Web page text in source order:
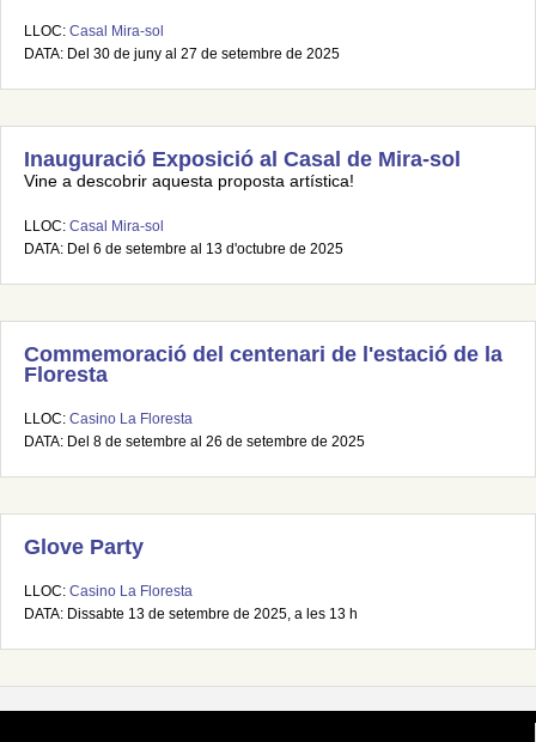
LLOC: Casal Mira-sol
DATA: Del 30 de juny al 27 de setembre de 2025
Inauguració Exposició al Casal de Mira-sol
Vine a descobrir aquesta proposta artística!
LLOC: Casal Mira-sol
DATA: Del 6 de setembre al 13 d'octubre de 2025
Commemoració del centenari de l'estació de la
Floresta
LLOC: Casino La Floresta
DATA: Del 8 de setembre al 26 de setembre de 2025
Glove Party
LLOC: Casino La Floresta
DATA: Dissabte 13 de setembre de 2025, a les 13 h